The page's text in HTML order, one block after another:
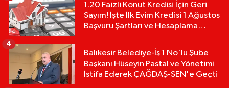
1.20 Faizli Konut Kredisi İçin Geri
Sayım! İşte İlk Evim Kredisi 1 Ağustos
Başvuru Şartları ve Hesaplama
Balıkesir Belediye-İş 1 No'lu Şube
Başkanı Hüseyin Pastal ve Yönetimi
İstifa Ederek ÇAĞDAŞ-SEN'e Geçti
4